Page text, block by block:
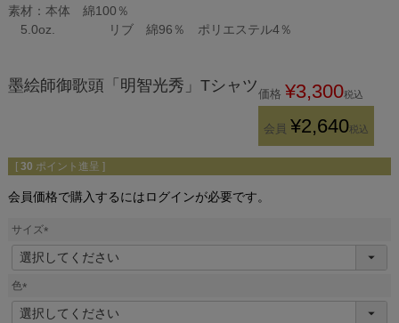
素材：本体 綿100％
5.0oz. リブ 綿96％ ポリエステル4％
墨絵師御歌頭「明智光秀」Tシャツ価格 ¥3,300税込
会員 ¥2,640税込
[ 30 ポイント進呈 ]
会員価格で購入するにはログインが必要です。
サイズ
(
必
色
(